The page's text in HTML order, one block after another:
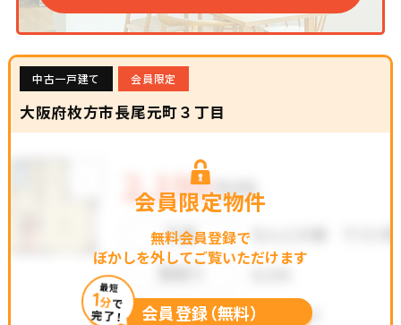
中古一戸建て 会員限定
大阪府枚方市長尾元町３丁目
会員限定物件
無料会員登録で
ぼかしを外してご覧いただけます
最短
1分で
完了！ 会員登録（無料）